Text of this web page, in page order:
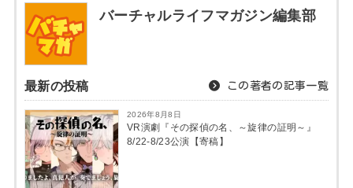
バーチャルライフマガジン編集部
最新の投稿 この著者の記事一覧
2026年8月8日
VR演劇『その探偵の名、～旋律の証明～』
8/22-8/23公演【寄稿】